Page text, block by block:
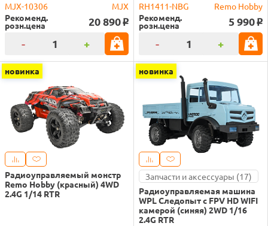
MJX-10306
MJX
Рекоменд.
розн.цена 20 890 o
- +
RH1411-NBG
Remo Hobby
Рекоменд.
розн.цена 5 990 o
- +
новинка
Радиоуправляемый монстр
Remo Hobby (красный) 4WD
2.4G 1/14 RTR
новинка
Запчасти и аксессуары (17)
Радиоуправляемая машина
WPL Следопыт с FPV HD WIFI
камерой (синяя) 2WD 1/16
2.4G RTR